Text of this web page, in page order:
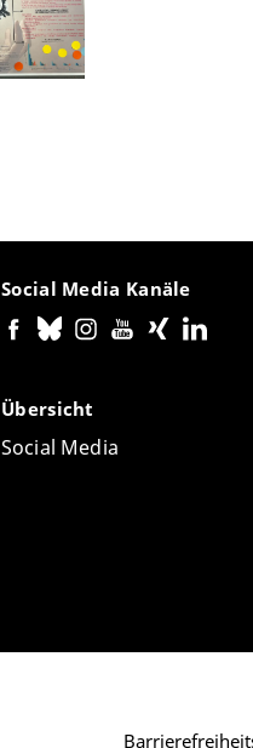
Social Media Kanäle
Übersicht
Social Media